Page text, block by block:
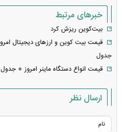
خبرهای مرتبط
بیت‌کوین ریزش کرد
جدول
قیمت انواع دستگاه ماینر امروز + جدول
ارسال نظر